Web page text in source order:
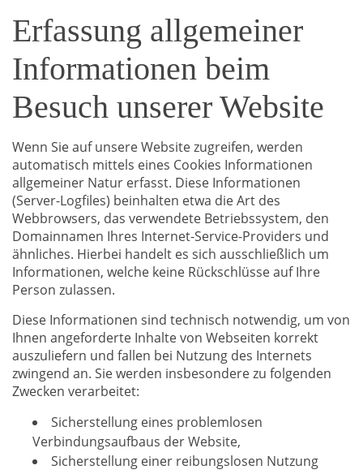
Erfassung allgemeiner
Informationen beim
Besuch unserer Website
Wenn Sie auf unsere Website zugreifen, werden
automatisch mittels eines Cookies Informationen
allgemeiner Natur erfasst. Diese Informationen
(Server-Logfiles) beinhalten etwa die Art des
Webbrowsers, das verwendete Betriebssystem, den
Domainnamen Ihres Internet-Service-Providers und
ähnliches. Hierbei handelt es sich ausschließlich um
Informationen, welche keine Rückschlüsse auf Ihre
Person zulassen.
Diese Informationen sind technisch notwendig, um von
Ihnen angeforderte Inhalte von Webseiten korrekt
auszuliefern und fallen bei Nutzung des Internets
zwingend an. Sie werden insbesondere zu folgenden
Zwecken verarbeitet:
Sicherstellung eines problemlosen
Verbindungsaufbaus der Website,
Sicherstellung einer reibungslosen Nutzung